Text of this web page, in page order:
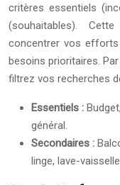
critères essentiels
(souhaitables).
concentrer vos
besoins prioritaires.
filtrez vos recherches
Essentiels :
général.
Secondaires :
linge, lave-